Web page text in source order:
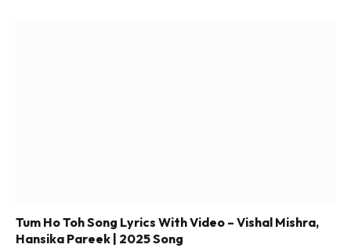
Tum Ho Toh Song Lyrics With Video – Vishal Mishra,
Hansika Pareek | 2025 Song